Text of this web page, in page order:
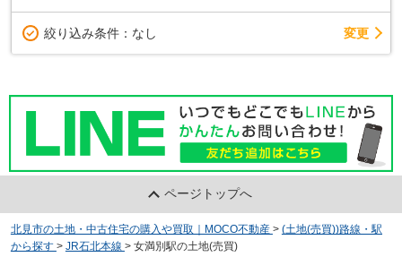
絞り込み条件： なし 変更
ページトップへ
北見市の土地・中古住宅の購入や買取｜MOCO不動産 > (土地(売買))路線・駅
から探す > JR石北本線 > 女満別駅の土地(売買)